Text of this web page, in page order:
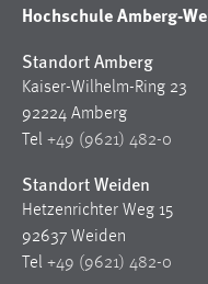
Hochschule Amberg-
Standort Amberg
Kaiser-Wilhelm-Ring 23
92224 Amberg
Tel +49 (9621) 482-0
Standort Weiden
Hetzenrichter Weg 15
92637 Weiden
Tel +49 (9621) 482-0